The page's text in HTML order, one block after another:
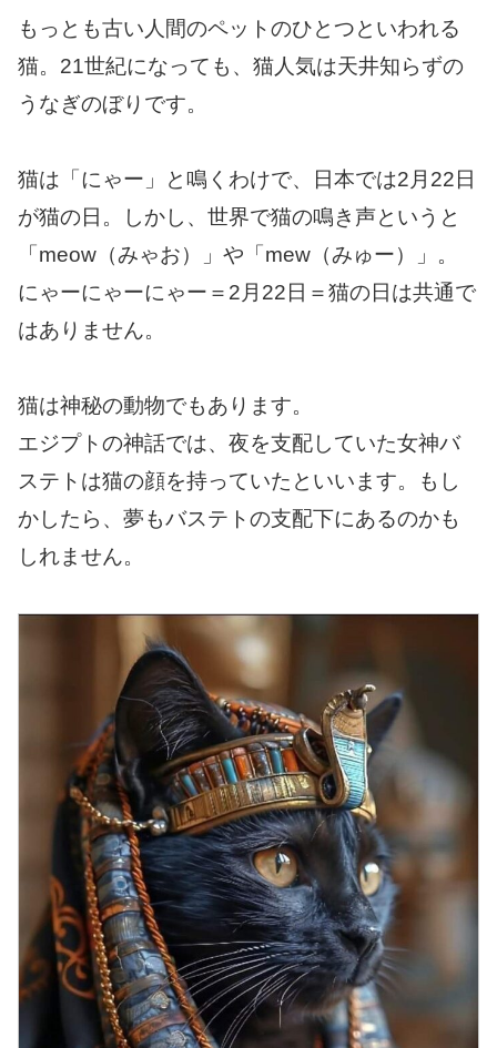
もっとも古い人間のペットのひとつといわれる
猫。21世紀になっても、猫人気は天井知らずの
うなぎのぼりです。
猫は「にゃー」と鳴くわけで、日本では2月22日
が猫の日。しかし、世界で猫の鳴き声というと
「meow（みゃお）」や「mew（みゅー）」。
にゃーにゃーにゃー＝2月22日＝猫の日は共通で
はありません。
猫は神秘の動物でもあります。
エジプトの神話では、夜を支配していた女神バ
ステトは猫の顔を持っていたといいます。もし
かしたら、夢もバステトの支配下にあるのかも
しれません。